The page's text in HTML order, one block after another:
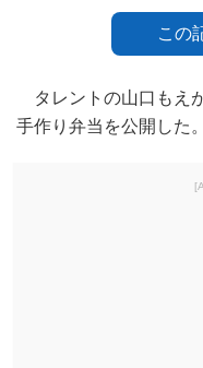
この
タレントの山口もえ
手作り弁当を公開した。